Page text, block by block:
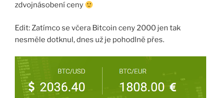
zdvojnásobení ceny
Edit: Zatímco se včera Bitcoin ceny 2000 jen tak
nesměle dotknul, dnes už je pohodlně přes.